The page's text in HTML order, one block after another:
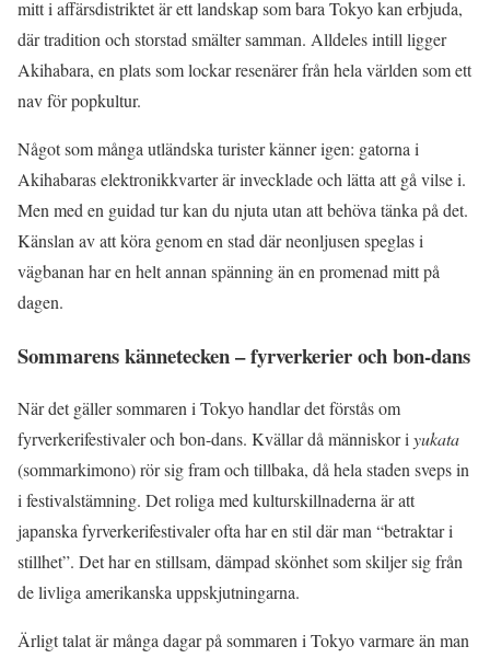
mitt i affärsdistriktet är ett landskap som bara Tokyo kan erbjuda,
där tradition och storstad smälter samman. Alldeles intill ligger
Akihabara, en plats som lockar resenärer från hela världen som ett
nav för popkultur.
Något som många utländska turister känner igen: gatorna i
Akihabaras elektronikkvarter är invecklade och lätta att gå vilse i.
Men med en guidad tur kan du njuta utan att behöva tänka på det.
Känslan av att köra genom en stad där neonljusen speglas i
vägbanan har en helt annan spänning än en promenad mitt på
dagen.
Sommarens kännetecken – fyrverkerier och bon-dans
När det gäller sommaren i Tokyo handlar det förstås om
fyrverkerifestivaler och bon-dans. Kvällar då människor iyukata
(sommarkimono) rör sig fram och tillbaka, då hela staden sveps in
i festivalstämning. Det roliga med kulturskillnaderna är att
japanska fyrverkerifestivaler ofta har en stil där man “betraktar i
stillhet”. Det har en stillsam, dämpad skönhet som skiljer sig från
de livliga amerikanska uppskjutningarna.
Ärligt talat är många dagar på sommaren i Tokyo varmare än man